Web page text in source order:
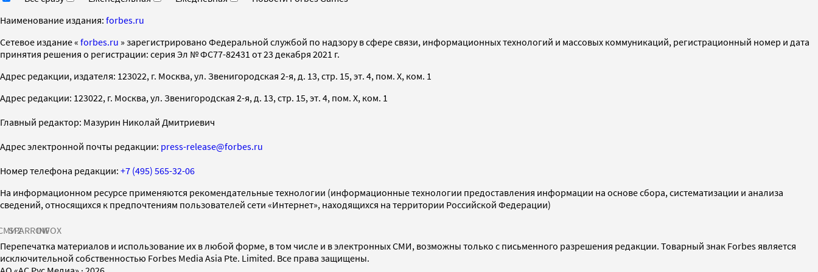
Наименование издания: forbes.ru
Cетевое издание « forbes.ru » зарегистрировано Федеральной службой по надзору в сфере связи, информационных технологий и массовых коммуникаций, регистрационный номер и дата
принятия решения о регистрации: серия Эл № ФС77-82431 от 23 декабря 2021 г.
Адрес редакции, издателя: 123022, г. Москва, ул. Звенигородская 2-я, д. 13, стр. 15, эт. 4, пом. X, ком. 1
Адрес редакции: 123022, г. Москва, ул. Звенигородская 2-я, д. 13, стр. 15, эт. 4, пом. X, ком. 1
Главный редактор: Мазурин Николай Дмитриевич
Адрес электронной почты редакции: press-release@forbes.ru
Номер телефона редакции: +7 (495) 565-32-06
На информационном ресурсе применяются рекомендательные технологии (информационные технологии предоставления информации на основе сбора, систематизации и анализа
сведений, относящихся к предпочтениям пользователей сети «Интернет», находящихся на территории Российской Федерации)
SPARROWINFOX
Перепечатка материалов и использование их в любой форме, в том числе и в электронных СМИ, возможны только с письменного разрешения редакции. Товарный знак Forbes является
исключительной собственностью Forbes Media Asia Pte. Limited. Все права защищены.